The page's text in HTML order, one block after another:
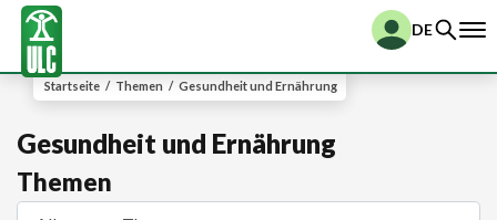
DE
Startseite / Themen / Gesundheit und Ernährung
Gesundheit und Ernährung
Themen